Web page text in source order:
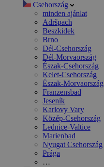
Csehország
minden ajánlat
Adršpach
Beszkidek
Brno
Dél-Csehország
Dél-Morvaország
Észak-Csehország
Kelet-Csehország
Észak-Morvaország
Franzensbad
Jeseník
Karlovy Vary
Közép-Csehország
Lednice-Valtice
Marienbad
Nyugat Csehország
Prága
…